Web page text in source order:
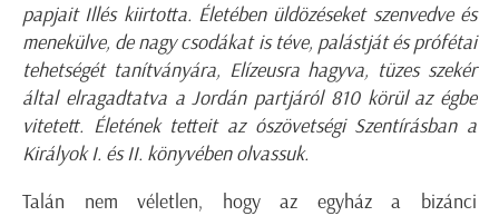
papjait Illés kiirtotta. Életében üldözéseket szenvedve és
menekülve, de nagy csodákat is téve, palástját és prófétai
tehetségét tanítványára, Elízeusra hagyva, tüzes szekér
által elragadtatva a Jordán partjáról 810 körül az égbe
vitetett. Életének tetteit az ószövetségi Szentírásban a
Királyok I. és II. könyvében olvassuk.
Talán nem véletlen, hogy az egyház a bizánci